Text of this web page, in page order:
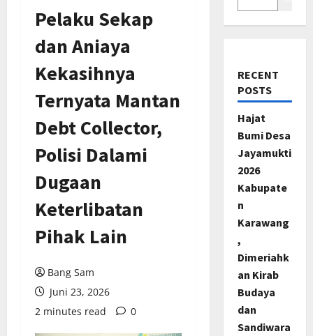
Pelaku Sekap
dan Aniaya
Kekasihnya
Ternyata Mantan
Debt Collector,
Polisi Dalami
Dugaan
Keterlibatan
Pihak Lain
Bang Sam
Juni 23, 2026
2 minutes read
0
RECENT
POSTS
Hajat
Bumi Desa
Jayamukti
2026
Kabupate
n
Karawang
,
Dimeriahk
an Kirab
Budaya
dan
Sandiwara